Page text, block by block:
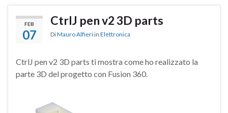
FEB
07
CtrlJ pen v2 3D parts
DiMauro Alfieri in Elettronica
CtrlJ pen v2 3D parts ti mostra come ho realizzato la
parte 3D del progetto con Fusion 360.